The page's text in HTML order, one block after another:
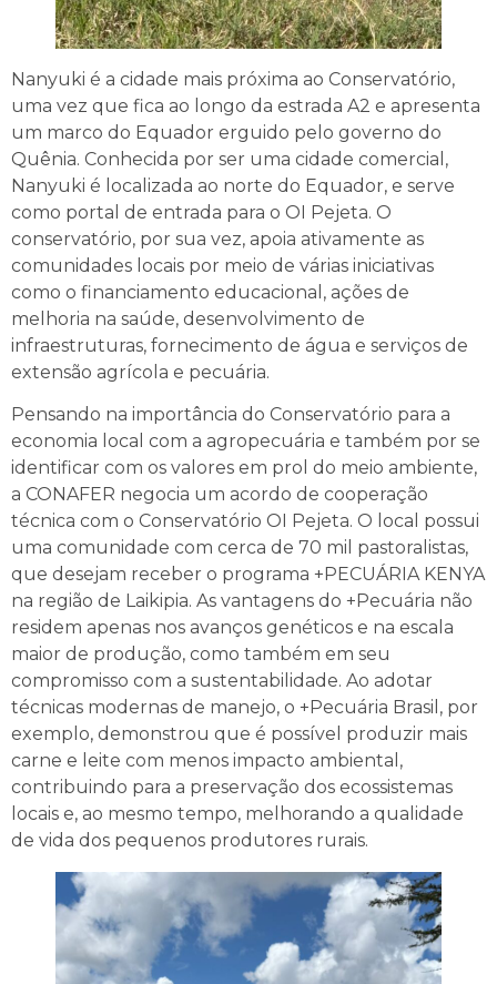
Nanyuki é a cidade mais próxima ao Conservatório,
uma vez que fica ao longo da estrada A2 e apresenta
um marco do Equador erguido pelo governo do
Quênia. Conhecida por ser uma cidade comercial,
Nanyuki é localizada ao norte do Equador, e serve
como portal de entrada para o OI Pejeta. O
conservatório, por sua vez, apoia ativamente as
comunidades locais por meio de várias iniciativas
como o financiamento educacional, ações de
melhoria na saúde, desenvolvimento de
infraestruturas, fornecimento de água e serviços de
extensão agrícola e pecuária.
Pensando na importância do Conservatório para a
economia local com a agropecuária e também por se
identificar com os valores em prol do meio ambiente,
a CONAFER negocia um acordo de cooperação
técnica com o Conservatório OI Pejeta. O local possui
uma comunidade com cerca de 70 mil pastoralistas,
que desejam receber o programa +PECUÁRIA KENYA
na região de Laikipia. As vantagens do +Pecuária não
residem apenas nos avanços genéticos e na escala
maior de produção, como também em seu
compromisso com a sustentabilidade. Ao adotar
técnicas modernas de manejo, o +Pecuária Brasil, por
exemplo, demonstrou que é possível produzir mais
carne e leite com menos impacto ambiental,
contribuindo para a preservação dos ecossistemas
locais e, ao mesmo tempo, melhorando a qualidade
de vida dos pequenos produtores rurais.